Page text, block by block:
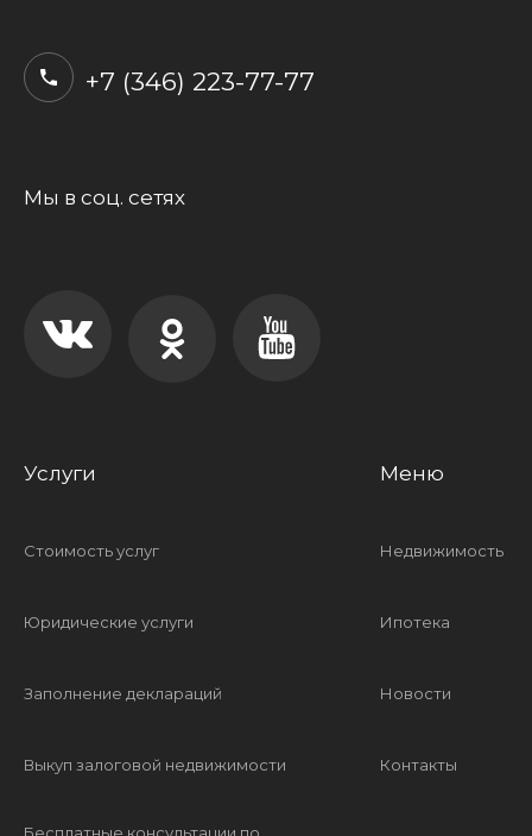
+7 (346) 223-77-77
Услуги
Стоимость услуг
Юридические услуги
Заполнение деклараций
Выкуп залоговой недвижимости
Меню
Недвижимость
Ипотека
Новости
Контакты